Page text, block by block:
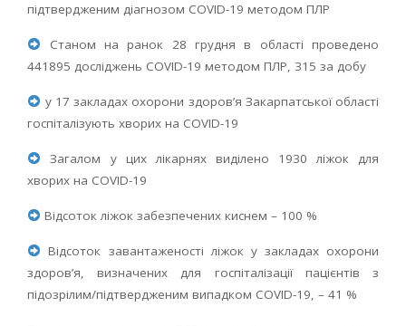
підтвердженим діагнозом COVID-19 методом ПЛР
Станом на ранок 28 грудня в області проведено
441895 досліджень COVID-19 методом ПЛР, 315 за добу
у 17 закладах охорони здоров’я Закарпатської області
госпіталізують хворих на COVID-19
Загалом у цих лікарнях виділено 1930 ліжок для
хворих на COVID-19
Відсоток ліжок забезпечених киснем – 100 %
Відсоток завантаженості ліжок у закладах охорони
здоров’я, визначених для госпіталізації пацієнтів з
підозрілим/підтвердженим випадком COVID-19, – 41 %